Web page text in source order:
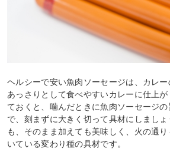
ヘルシーで安い魚肉ソーセージは、カレ
あっさりとして食べやすいカレーに仕上
ておくと、噛んだときに魚肉ソーセージ
で、刻まずに大きく切って具材にしまし
も、そのまま加えても美味しく、火の通
いている変わり種の具材です。